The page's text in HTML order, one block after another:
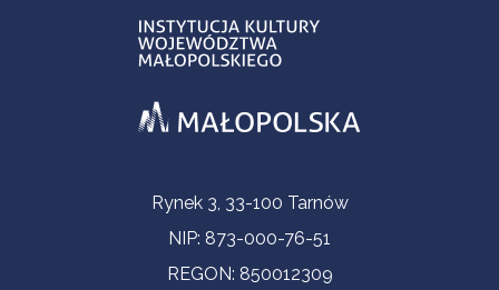
Informacje kontaktoweRynek 3, 33-100 Tarnów
NIP: 873-000-76-51
REGON: 850012309